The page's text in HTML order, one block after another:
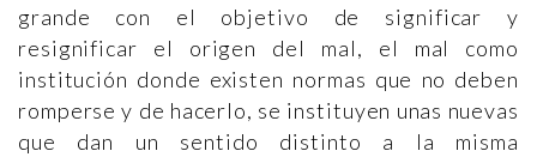
grande con el objetivo de significar y
resignificar el origen del mal, el mal como
institución donde existen normas que no deben
romperse y de hacerlo, se instituyen unas nuevas
que dan un sentido distinto a la misma